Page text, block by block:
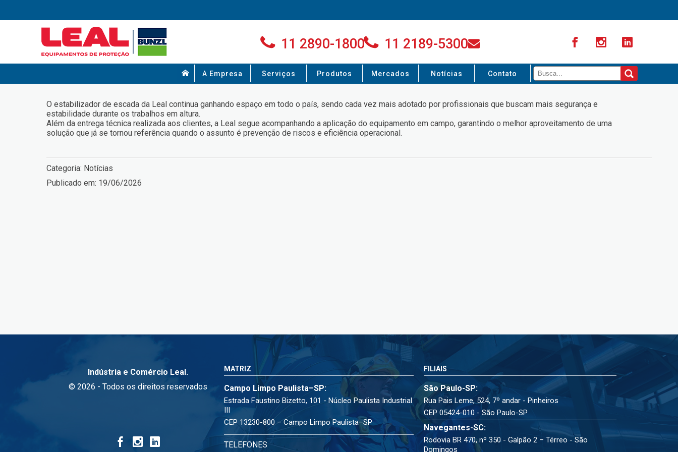
11 2890-1800 11 2189-5300
A Empresa Serviços Produtos Mercados Notícias Contato
O estabilizador de escada da Leal continua ganhando espaço em todo o país, sendo cada vez mais adotado por profissionais que buscam mais segurança e
estabilidade durante os trabalhos em altura.
Além da entrega técnica realizada aos clientes, a Leal segue acompanhando a aplicação do equipamento em campo, garantindo o melhor aproveitamento de uma
solução que já se tornou referência quando o assunto é prevenção de riscos e eficiência operacional.
Categoria: Notícias
Publicado em: 19/06/2026
Indústria e Comércio Leal.
© 2026 - Todos os direitos reservados
MATRIZ
Campo Limpo Paulista–SP:
Estrada Faustino Bizetto, 101 - Núcleo Paulista Industrial
III
CEP 13230-800 – Campo Limpo Paulista–SP
TELEFONES
FILIAIS
São Paulo-SP:
Rua Pais Leme, 524, 7º andar - Pinheiros
CEP 05424-010 - São Paulo-SP
Navegantes-SC:
Rodovia BR 470, nº 350 - Galpão 2 – Térreo - São
Domingos